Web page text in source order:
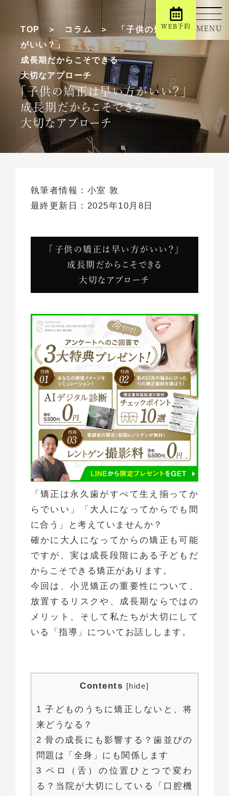
TOP コラム
「子供の矯正は早い方
がいい？」
成長期だからこそできる
大切なアプローチ
「子供の矯正は早い方がいい？」
成長期だからこそできる
大切なアプローチ
執筆者情報： 小室 敦
最終更新日： 2025年10月8日
「子供の矯正は早い方がいい？」
成長期だからこそできる
大切なアプローチ
「矯正は永久歯がすべて生え揃ってか
らでいい」「大人になってからでも間
に合う」と考えていませんか？
確かに大人になってからの矯正も可能
ですが、実は成長段階にある子どもだ
からこそできる矯正があります。
今回は、小児矯正の重要性について、
放置するリスクや、成長期ならではの
メリット、そして私たちが大切にして
いる「指導」についてお話しします。
Contents [hide]
1 子どものうちに矯正しないと、将
来どうなる？
2 骨の成長にも影響する？歯並びの
問題は「全身」にも関係します
3 ベロ（舌）の位置ひとつで変わ
る？当院が大切にしている「口腔機
MENU
WEB予約